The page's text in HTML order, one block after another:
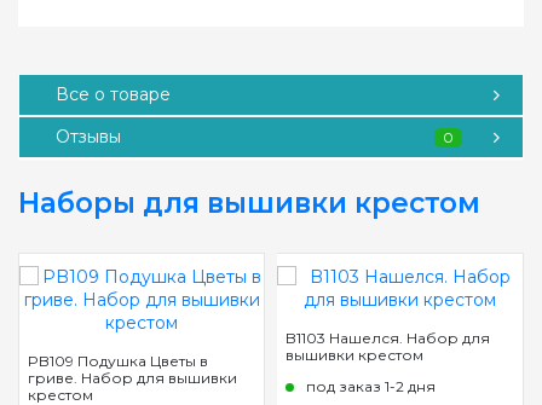
Все о товаре
Отзывы
0
Наборы для вышивки крестом
PB109 Подушка Цветы в
гриве. Набор для вышивки
крестом
B1103 Нашелся. Набор для
вышивки крестом
под заказ 1-2 дня